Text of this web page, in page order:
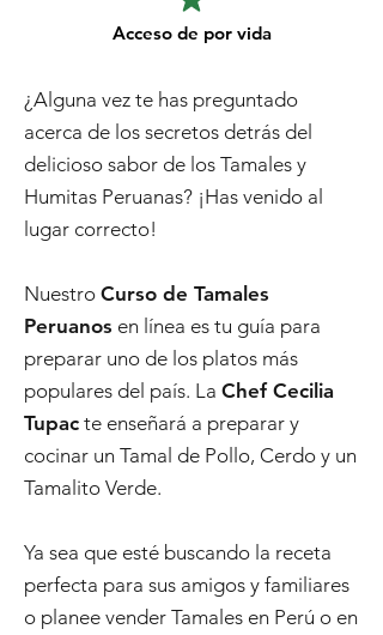
Acceso de por vida
¿Alguna vez te has preguntado
acerca de los secretos detrás del
delicioso sabor de los Tamales y
Humitas Peruanas? ¡Has venido al
lugar correcto! ​
Nuestro Curso de Tamales
Peruanos en línea es tu guía para
preparar uno de los platos más
populares del país. La Chef Cecilia
Tupac te enseñará a preparar y
cocinar un Tamal de Pollo, Cerdo y un
Tamalito Verde.
Ya sea que esté buscando la receta
perfecta para sus amigos y familiares
o planee vender Tamales en Perú o en